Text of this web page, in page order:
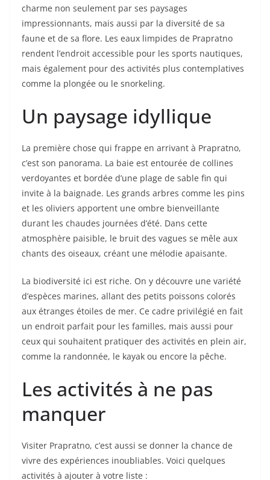
charme non seulement par ses paysages
impressionnants, mais aussi par la diversité de sa
faune et de sa flore. Les eaux limpides de Prapratno
rendent l’endroit accessible pour les sports nautiques,
mais également pour des activités plus contemplatives
comme la plongée ou le snorkeling.
Un paysage idyllique
La première chose qui frappe en arrivant à Prapratno,
c’est son panorama. La baie est entourée de collines
verdoyantes et bordée d’une plage de sable fin qui
invite à la baignade. Les grands arbres comme les pins
et les oliviers apportent une ombre bienveillante
durant les chaudes journées d’été. Dans cette
atmosphère paisible, le bruit des vagues se mêle aux
chants des oiseaux, créant une mélodie apaisante.
La biodiversité ici est riche. On y découvre une variété
d’espèces marines, allant des petits poissons colorés
aux étranges étoiles de mer. Ce cadre privilégié en fait
un endroit parfait pour les familles, mais aussi pour
ceux qui souhaitent pratiquer des activités en plein air,
comme la randonnée, le kayak ou encore la pêche.
Les activités à ne pas
manquer
Visiter Prapratno, c’est aussi se donner la chance de
vivre des expériences inoubliables. Voici quelques
activités à ajouter à votre liste :